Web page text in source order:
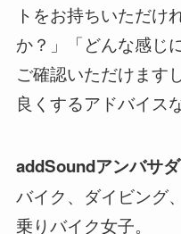
トをお持ちいただけ
か？」「どんな感じ
ご確認いただけます
良くするアドバイス
addSoundアンバサダ
バイク、ダイビング
乗りバイク女子。